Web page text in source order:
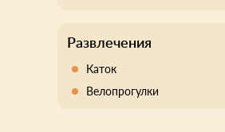
Развлечения
Каток
Велопрогулки